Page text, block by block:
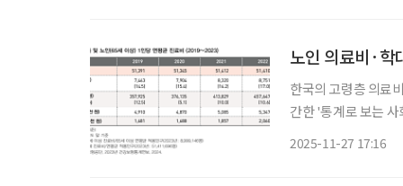
노인 의료비·학
한국의 고령층 의료
간한 '통계로 보는
2025-11-27 17:16